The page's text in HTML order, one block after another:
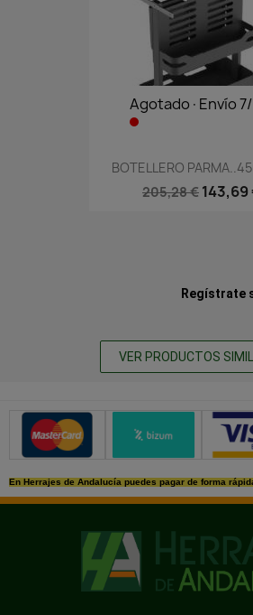
Agotado·Envío
BOTELLERO
205,28 € 143,69
Regístrate
VER PRODUCTOS
Métodos de pago
En Herrajes de Andalucía puedes pagar de forma